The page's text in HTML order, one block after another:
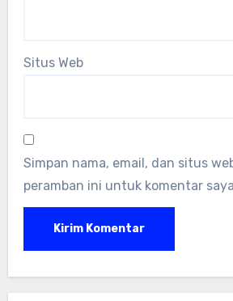
Situs Web
Simpan nama, email, dan situs
peramban ini untuk komentar